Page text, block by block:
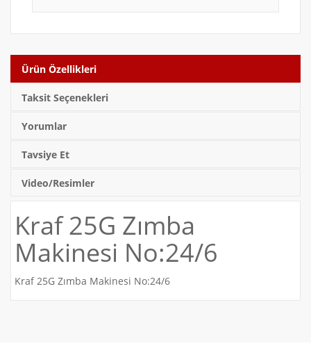
Ürün Özellikleri
Taksit Seçenekleri
Yorumlar
Tavsiye Et
Video/Resimler
Kraf 25G Zımba
Makinesi No:24/6
Kraf 25G Zımba Makinesi No:24/6